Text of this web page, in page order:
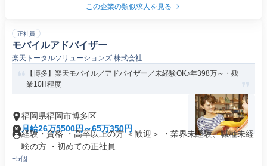
この企業の類似求人を見る
正社員
モバイルアドバイザー
楽天トータルソリューションズ 株式会社
【博多】楽天モバイル／アドバイザー／未経験OK♪年398万～・残
業10H程度
福岡県福岡市博多区
月給26万5500円～65万350円
経験・資格 ・高卒以上の方 ＜歓迎＞ ・業界未経験、職種未経
験の方 ・初めての正社員...
+5個